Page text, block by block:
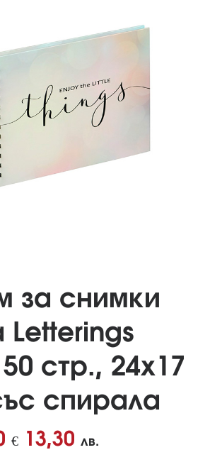
за снимки
Letterings
стр., 24х17
спирала
€ 13,30 лв.